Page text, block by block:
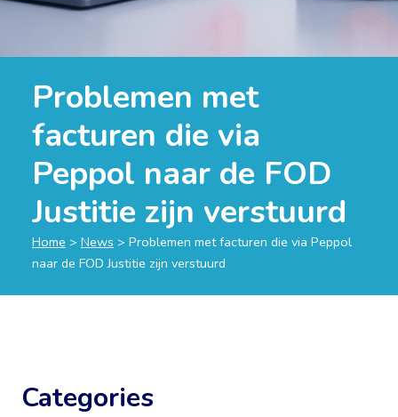
Problemen met
facturen die via
Peppol naar de FOD
Justitie zijn verstuurd
Home > News > Problemen met facturen die via Peppol
naar de FOD Justitie zijn verstuurd
Categories